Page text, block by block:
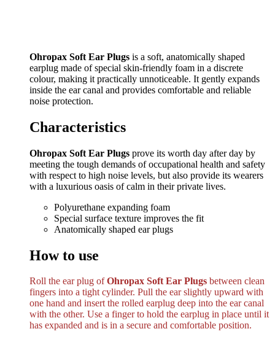
Ohropax Soft Ear Plugs is a soft, anatomically shaped
earplug made of special skin-friendly foam in a discrete
colour, making it practically unnoticeable. It gently expands
inside the ear canal and provides comfortable and reliable
noise protection.
Characteristics
Ohropax Soft Ear Plugs prove its worth day after day by
meeting the tough demands of occupational health and safety
with respect to high noise levels, but also provide its wearers
with a luxurious oasis of calm in their private lives.
Polyurethane expanding foam
Special surface texture improves the fit
Anatomically shaped ear plugs
How to use
Roll the ear plug ofOhropax Soft Ear Plugs between clean
fingers into a tight cylinder. Pull the ear slightly upward with
one hand and insert the rolled earplug deep into the ear canal
with the other. Use a finger to hold the earplug in place until it
has expanded and is in a secure and comfortable position.